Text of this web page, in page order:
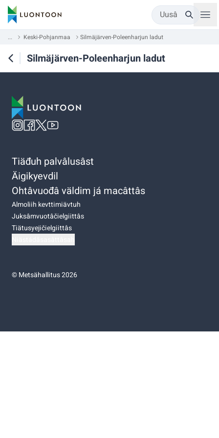
Uusâ
... Keski-Pohjanmaa Silmäjärven-Poleenharjun ladut
Silmäjärven-Poleenharjun ladut
Tiäđuh palvâlusâst
Äigikyevdil
Ohtâvuođâ väldim já macâttâs
Almoliih kevttimiävtuh
Juksâmvuotâčielgiittâs
Tiätusyejičielgiittâs
©Metsähallitus 2026